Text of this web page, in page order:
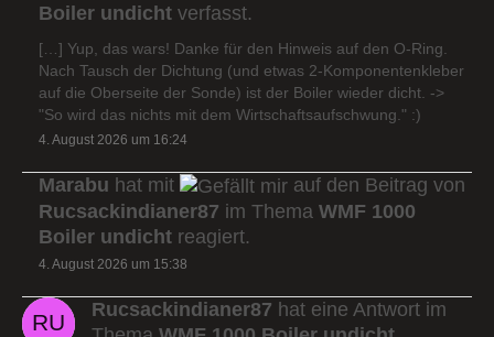
Boiler undicht verfasst.
[…] Yup, das wars! Danke für den Hinweis auf den O-Ring.
Nach Tausch der Dichtung (und etwas 2-Komponentenkleber
auf die Oberseite der Sonde) ist der Boiler wieder dicht. ->
"So wird das nichts mit dem Wirtschaftsaufschwung." :)
4. August 2026 um 16:24
Marabu hat mit
auf den Beitrag von
Rucsackindianer87 im Thema WMF 1000
Boiler undicht reagiert.
4. August 2026 um 15:38
Rucsackindianer87 hat eine Antwort im